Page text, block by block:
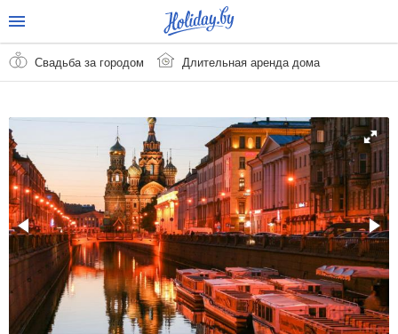
Свадьба за городом Длительная аренда дома